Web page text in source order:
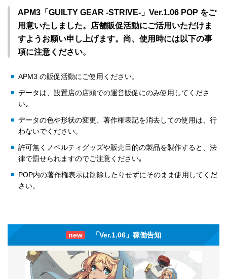
APM3「GUILTY GEAR -STRIVE-」Ver.1.06 POP をご
用意いたしました。店舗販促活動にご活用いただけま
すようお願い申し上げます。尚、使用時には以下の事
項に注意ください。
APM3 の販促活動にご使用ください。
データは、設置店の店頭での運営販促にのみ使用してくださ
い｡
データの色や形状の変更、著作権表記を消去しての使用は、行
わないでください。
許可無くノベルティグッズや販売目的の製品を製作すると、法
律で罰せられますのでご注意ください｡
POP内の著作権表示は削除したりせずにそのまま使用してくだ
さい。
new 「Ver.1.06」稼働告知